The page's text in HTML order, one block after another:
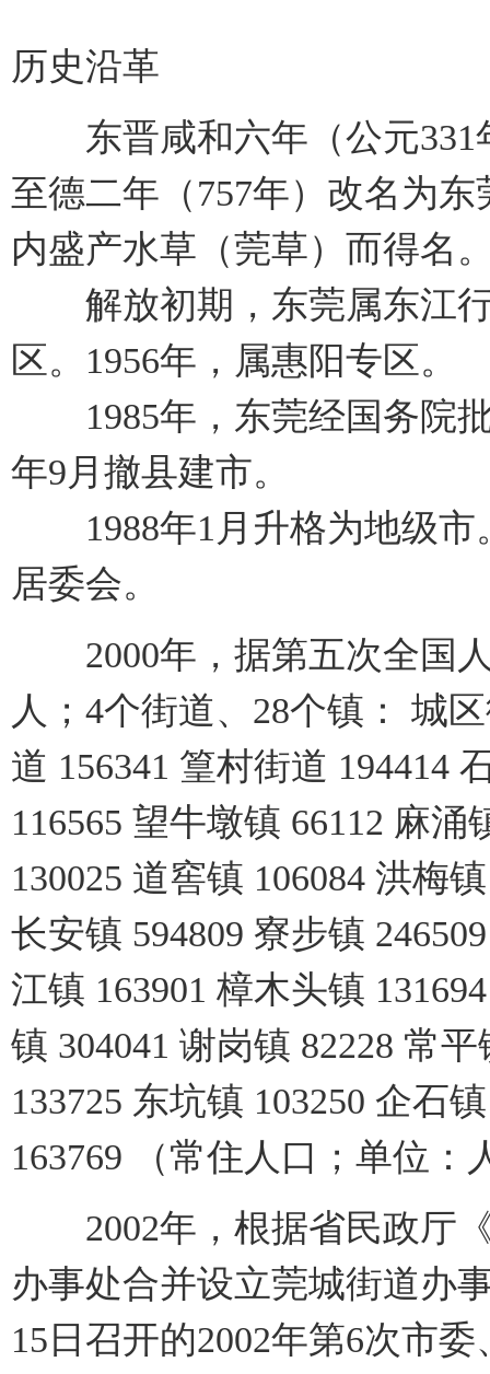
历史沿革
东晋咸和六年（公元331
至德二年（757年）改名为
内盛产水草（莞草）而得名
解放初期，东莞属东江行
区。1956年，属惠阳专区。
1985年，东莞经国务院批
年9月撤县建市。
1988年1月升格为地级市
居委会。
2000年，据第五次全国人
人；4个街道、28个镇： 城
道 156341 篁村街道 194414
116565 望牛墩镇 66112 麻涌
130025 道窖镇 106084 洪梅
长安镇 594809 寮步镇
江镇 163901 樟木头镇
镇 304041 谢岗镇 82228 常
133725 东坑镇 103250 企石
163769 （常住人口；单位：
2002年，根据省民政厅《
办事处合并设立莞城街道办
15日召开的2002年第6次市